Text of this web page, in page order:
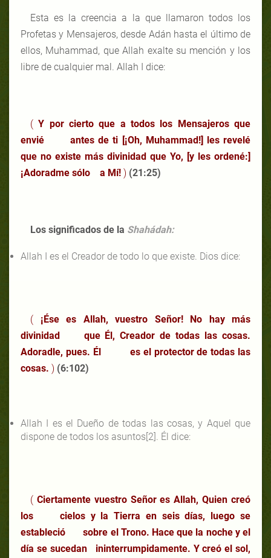
Esta es la creencia a la que llamaron todos los
Profetas y Mensajeros, desde Adán hasta el último de
ellos, Muhammad, que Allah exalte su mención y los
libre de cualquier mal. Allah I dice:
(Y por cierto que a todos los Mensajeros que
envié antes de ti [¡Oh, Muhammad!] les revelé
que no existe más divinidad que Yo, [y les ordené:]
¡Adoradme sólo a Mí! ) (21:25)
Los significados de la Shahádah:
Allah I es el Creador de todo lo que existe. Dios dice:
( ¡Ése es Allah, vuestro Señor! No hay más
divinidad que Él, Creador de todas las cosas.
Adoradle, pues. Él es el protector de todas las
cosas. ) (6:102)
Allah I es el Dueño de todas las cosas, y Aquel que
dispone de todos los asuntos[2]. Él dice:
( Ciertamente vuestro Señor es Allah, Quien creó
los cielos y la Tierra en seis días, luego se
estableció sobre el Trono. Hace que la noche y el
día se sucedan ininterrumpidamente. Y creó el sol,